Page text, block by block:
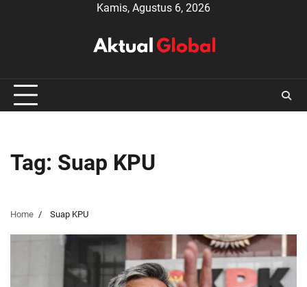
Kamis, Agustus 6, 2026
Tag: Suap KPU
Home Suap KPU